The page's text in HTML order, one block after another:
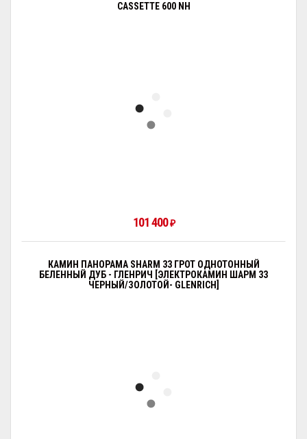
CASSETTE 600 NH
101 400₽
КАМИН ПАНОРАМА SHARM 33 ГРОТ ОДНОТОННЫЙ
БЕЛЕННЫЙ ДУБ - ГЛЕНРИЧ [ЭЛЕКТРОКАМИН ШАРМ 33
ЧЕРНЫЙ/ЗОЛОТОЙ- GLENRICH]